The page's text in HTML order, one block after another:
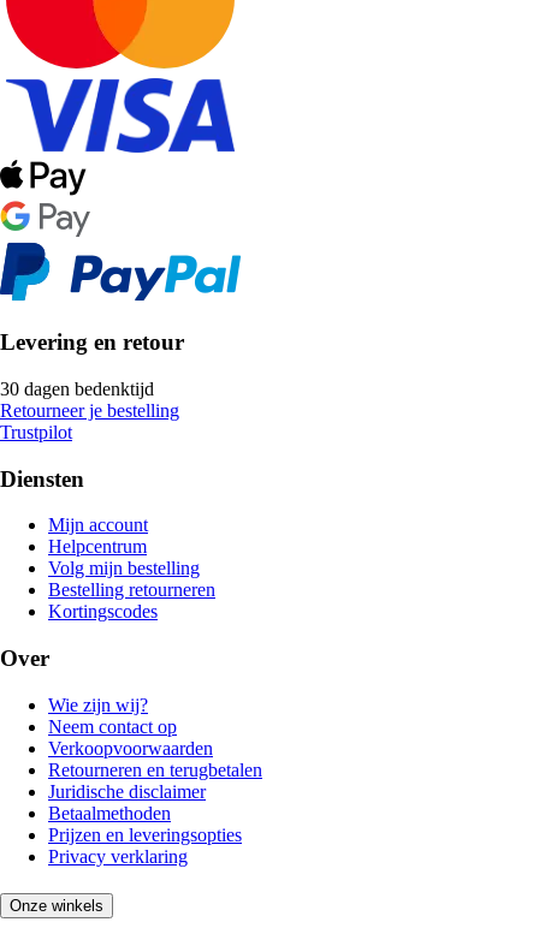
Levering en retour
30 dagen bedenktijd
Retourneer je bestelling
Trustpilot
Diensten
Mijn account
Helpcentrum
Volg mijn bestelling
Bestelling retourneren
Kortingscodes
Over
Wie zijn wij?
Neem contact op
Verkoopvoorwaarden
Retourneren en terugbetalen
Juridische disclaimer
Betaalmethoden
Prijzen en leveringsopties
Privacy verklaring
Onze winkels